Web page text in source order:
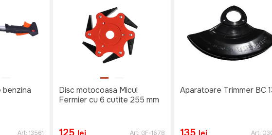
benzina
Art: 13561
Disc motocoasa Micul
Fermier cu 6 cutite 255 mm
Art: GF-1678
Aparatoare Trimmer BC
Art: